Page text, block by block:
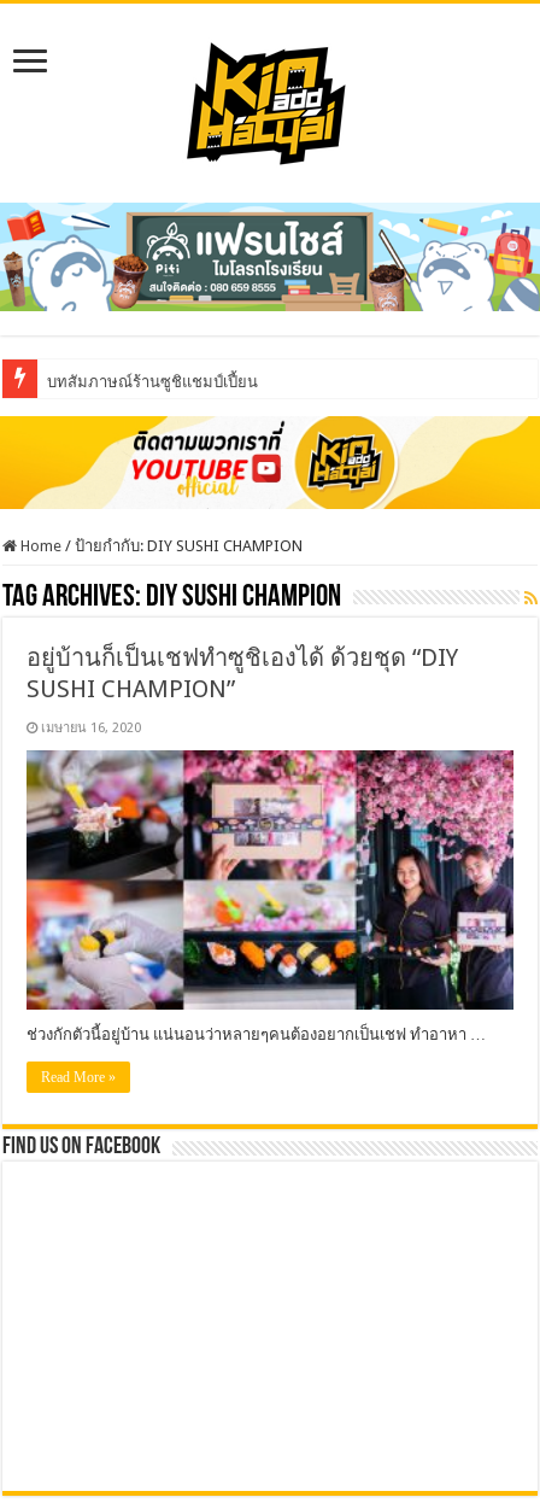
บทสัมภาษณ์ร้านซูชิแชมป์เปี้ยน
Home / ป้ายกำกับ:DIY SUSHI CHAMPION
Tag Archives: DIY SUSHI CHAMPION
อยู่บ้านก็เป็นเชฟทำซูชิเองได้ ด้วยชุด “DIY
SUSHI CHAMPION”
เมษายน 16, 2020
ช่วงกักตัวนี้อยู่บ้าน แน่นอนว่าหลายๆคนต้องอยากเป็นเชฟ ทำอาหา …
Read More »
Find us on Facebook